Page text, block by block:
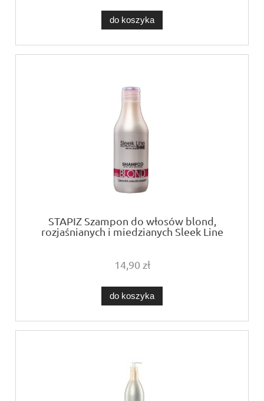
do koszyka
STAPIZ Szampon do włosów blond,
rozjaśnianych i miedzianych Sleek Line
14,90 zł
do koszyka